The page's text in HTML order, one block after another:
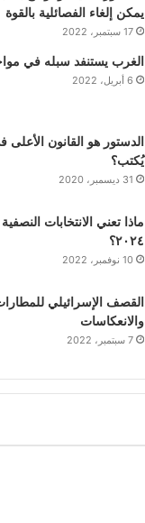
ك
إ
ب
يمكن إلغاء الفصائلية بالقوة
17 سبتمبر، 2022
الغرب يستنفد سبله في
6 أبريل، 2022
الدستور هو القانون
يُكتب؟
31 ديسمبر، 2020
٢٠٢٤؟
10 نوفمبر، 2022
القصف الإسرائيلي
والانعكاسات
7 سبتمبر، 2022